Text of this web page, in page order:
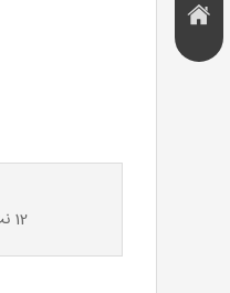
تخفیف
هتل و
اقامتگاه
12 نت برگ غیر فعال